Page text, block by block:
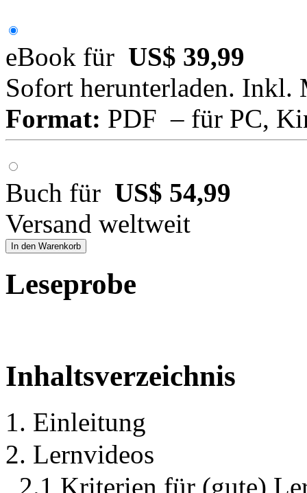
eBook für US$ 39,99
Sofort herunterladen. Inkl.
Format: PDF – für PC,
Buch für US$ 54,99
Versand weltweit
In den Warenkorb
Leseprobe
Inhaltsverzeichnis
1. Einleitung
2. Lernvideos
2.1 Kriterien für (gute)